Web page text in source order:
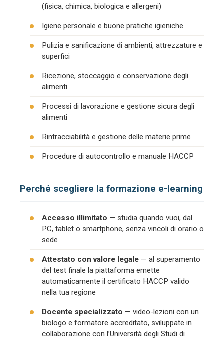
(fisica, chimica, biologica e allergeni)
Igiene personale e buone pratiche igieniche
Pulizia e sanificazione di ambienti, attrezzature e
superfici
Ricezione, stoccaggio e conservazione degli
alimenti
Processi di lavorazione e gestione sicura degli
alimenti
Rintracciabilità e gestione delle materie prime
Procedure di autocontrollo e manuale HACCP
Perché scegliere la formazione e-learning
Accesso illimitato — studia quando vuoi, dal
PC, tablet o smartphone, senza vincoli di orario o
sede
Attestato con valore legale — al superamento
del test finale la piattaforma emette
automaticamente il certificato HACCP valido
nella tua regione
Docente specializzato — video-lezioni con un
biologo e formatore accreditato, sviluppate in
collaborazione con l’Università degli Studi di